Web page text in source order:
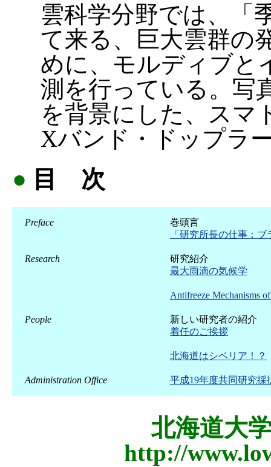
雲科学分野では、「
て来る、巨大雲群の
めに、モルディブと
測を行っている。写
を背景にした、スマ
Xバンド・ドップラ
● 目 次
Preface
巻頭言
「研究所長の仕事：
Research
研究紹介
最大雨滴の気候学
Antifreeze Mechanisms
People
新しい研究者の紹介
着任のご挨拶
北海道はシベリア！？
Administration Office 平成19年度共同研究
北海道大
http://